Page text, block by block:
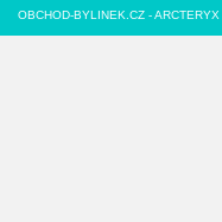
OBCHOD-BYLINEK.CZ - ARCTERYX